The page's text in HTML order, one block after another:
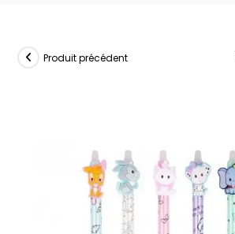
Produit précédent